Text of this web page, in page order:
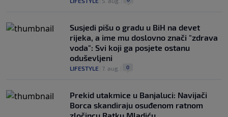
Susjedi pišu o gradu u BiH na devet
rijeka, a ime mu doslovno znači "zdrava
voda": Svi koji ga posjete ostanu
oduševljeni
LIFESTYLE 7. aug. 0
Prekid utakmice u Banjaluci: Navijači
Borca skandiraju osuđenom ratnom